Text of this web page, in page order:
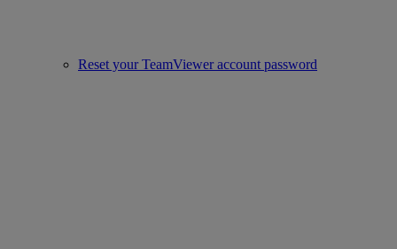
Reset your TeamViewer account password